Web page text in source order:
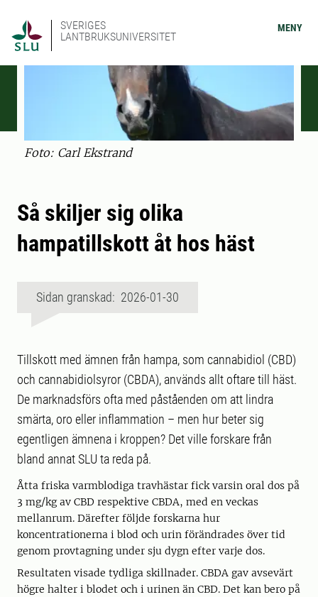
SVERIGES
LANTBRUKSUNIVERSITET
MENY
Foto: Carl Ekstrand
Så skiljer sig olika
hampatillskott åt hos häst
Sidan granskad: 2026-01-30
Tillskott med ämnen från hampa, som cannabidiol (CBD)
och cannabidiolsyror (CBDA), används allt oftare till häst.
De marknadsförs ofta med påståenden om att lindra
smärta, oro eller inflammation – men hur beter sig
egentligen ämnena i kroppen? Det ville forskare från
bland annat SLU ta reda på.
Åtta friska varmblodiga travhästar fick varsin oral dos på
3 mg/kg av CBD respektive CBDA, med en veckas
mellanrum. Därefter följde forskarna hur
koncentrationerna i blod och urin förändrades över tid
genom provtagning under sju dygn efter varje dos.
Resultaten visade tydliga skillnader. CBDA gav avsevärt
högre halter i blodet och i urinen än CBD. Det kan bero på